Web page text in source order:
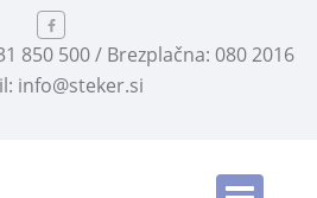
850 500 / Brezplačna: 080 2016
info@steker.si